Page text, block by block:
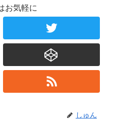
お気軽に
しゅん